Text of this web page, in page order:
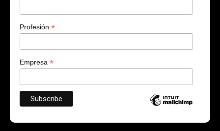
Profesión *
Empresa *